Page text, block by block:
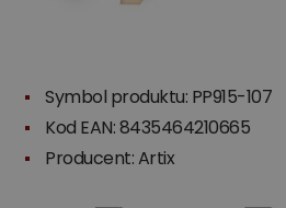
Symbol produktu: PP915-107
Kod EAN: 8435464210665
Producent:Artix